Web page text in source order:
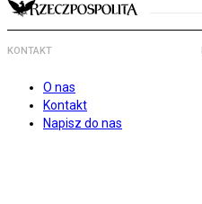
KONTAKT
O nas
Kontakt
Napisz do nas